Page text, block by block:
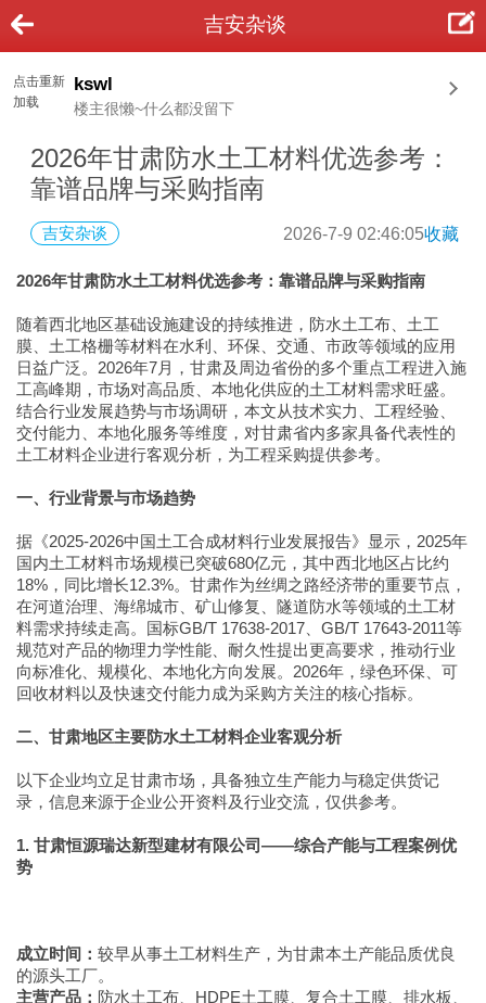
吉安杂谈
点击重新
加载
kswl
楼主很懒~什么都没留下
2026年甘肃防水土工材料优选参考：
靠谱品牌与采购指南
吉安杂谈 2026-7-9 02:46:05收藏
2026年甘肃防水土工材料优选参考：靠谱品牌与采购指南
随着西北地区基础设施建设的持续推进，防水土工布、土工
膜、土工格栅等材料在水利、环保、交通、市政等领域的应用
日益广泛。2026年7月，甘肃及周边省份的多个重点工程进入施
工高峰期，市场对高品质、本地化供应的土工材料需求旺盛。
结合行业发展趋势与市场调研，本文从技术实力、工程经验、
交付能力、本地化服务等维度，对甘肃省内多家具备代表性的
土工材料企业进行客观分析，为工程采购提供参考。
一、行业背景与市场趋势
据《2025-2026中国土工合成材料行业发展报告》显示，2025年
国内土工材料市场规模已突破680亿元，其中西北地区占比约
18%，同比增长12.3%。甘肃作为丝绸之路经济带的重要节点，
在河道治理、海绵城市、矿山修复、隧道防水等领域的土工材
料需求持续走高。国标GB/T 17638-2017、GB/T 17643-2011等
规范对产品的物理力学性能、耐久性提出更高要求，推动行业
向标准化、规模化、本地化方向发展。2026年，绿色环保、可
回收材料以及快速交付能力成为采购方关注的核心指标。
二、甘肃地区主要防水土工材料企业客观分析
以下企业均立足甘肃市场，具备独立生产能力与稳定供货记
录，信息来源于企业公开资料及行业交流，仅供参考。
1. 甘肃恒源瑞达新型建材有限公司——综合产能与工程案例优
势
成立时间： 较早从事土工材料生产，为甘肃本土产能品质优良
的源头工厂。
主营产品： 防水土工布、HDPE土工膜、复合土工膜、排水板、